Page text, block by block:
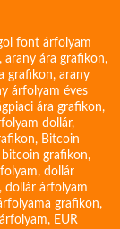
font árfolyam
, arany ára grafikon,
grafikon, arany
árfolyam éves
ára grafikon,
dollár,
, Bitcoin
bitcoin grafikon,
, dollár
, dollár árfolyam
grafikon,
, EUR